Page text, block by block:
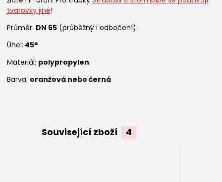
tvarovky jiné!
Průměr: DN 65 (průběžný i odbočení)
Úhel: 45°
Materiál: polypropylen
Barva: oranžová nebo černá
Související zboží 4